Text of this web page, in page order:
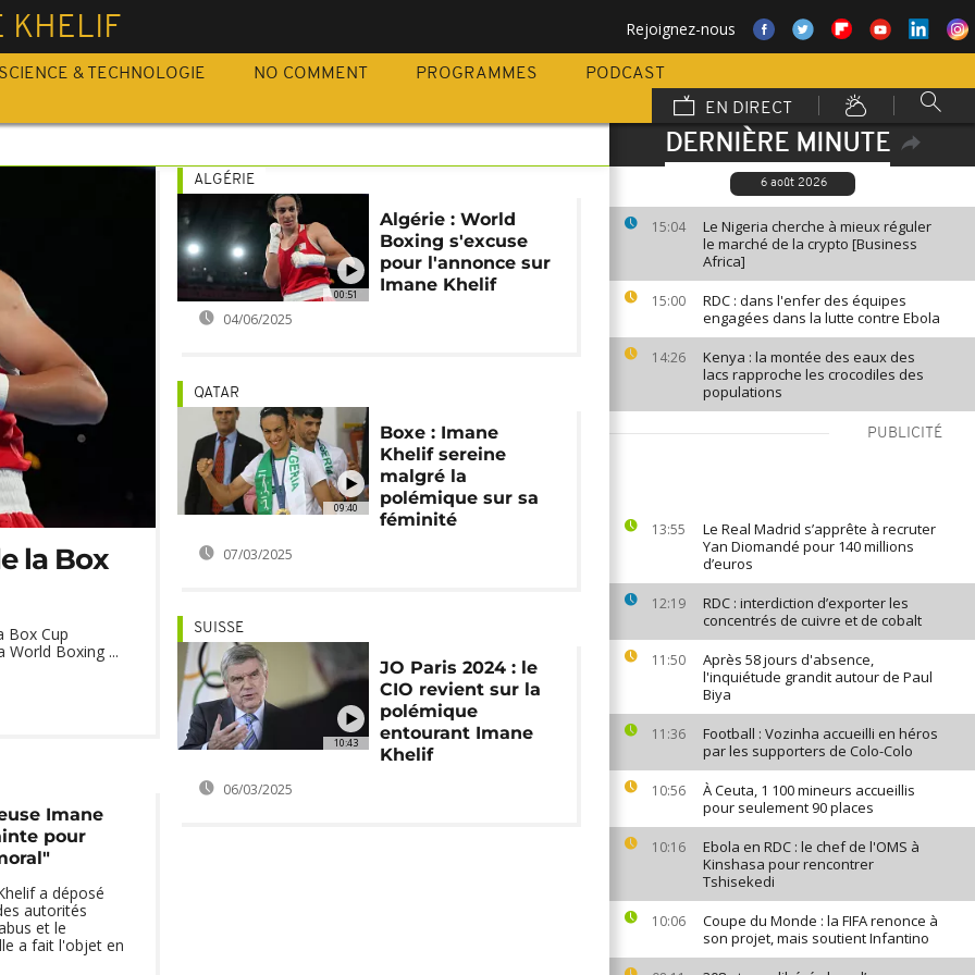
KHELIF Rejoignez-nous
SCIENCE & TECHNOLOGIE NO COMMENT PROGRAMMES
PODCAST
EN DIRECT
DERNIÈRE MINUTE
6 août 2026
15:04
Le Nigeria cherche à mieux réguler
le marché de la crypto [Business
Africa]
15:00
RDC : dans l'enfer des équipes
engagées dans la lutte contre Ebola
14:26
Kenya : la montée des eaux des
lacs rapproche les crocodiles des
populations
PUBLICITÉ
13:55
Le Real Madrid s’apprête à recruter
Yan Diomandé pour 140 millions
d’euros
12:19
RDC : interdiction d’exporter les
concentrés de cuivre et de cobalt
11:50
Après 58 jours d'absence,
l'inquiétude grandit autour de Paul
Biya
11:36
Football : Vozinha accueilli en héros
par les supporters de Colo-Colo
10:56
À Ceuta, 1 100 mineurs accueillis
pour seulement 90 places
10:16
Ebola en RDC : le chef de l'OMS à
Kinshasa pour rencontrer
Tshisekedi
10:06
Coupe du Monde : la FIFA renonce à
son projet, mais soutient Infantino
la Box
Box Cup
World Boxing ...
Imane
pour
a déposé
autorités
et le
a fait l'objet en
00:51
ALGÉRIE
Algérie : World
Boxing s'excuse
pour l'annonce sur
Imane Khelif
04/06/2025
09:40
QATAR
Boxe : Imane
Khelif sereine
malgré la
polémique sur sa
féminité
07/03/2025
10:43
SUISSE
JO Paris 2024 : le
CIO revient sur la
polémique
entourant Imane
Khelif
06/03/2025